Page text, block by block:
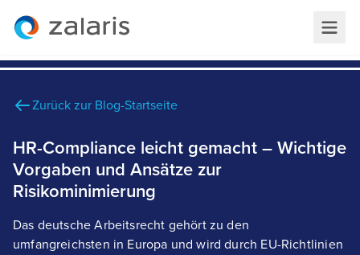
Zurück zur Blog-Startseite
HR-Compliance leicht gemacht – Wichtige
Vorgaben und Ansätze zur
Risikominimierung
Das deutsche Arbeitsrecht gehört zu den
umfangreichsten in Europa und wird durch EU-Richtlinien